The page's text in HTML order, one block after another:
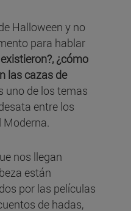
Halloween y no
para hablar
¿cómo
las cazas de
uno de los temas
entre los
Moderna.
nos llegan
están
por las películas
de hadas,